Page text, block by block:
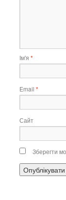
Ім'я *
Email *
Сайт
Зберегти